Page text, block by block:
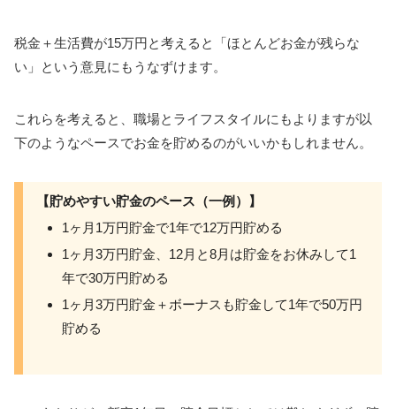
税金＋生活費が15万円と考えると「ほとんどお金が残らな
い」という意見にもうなずけます。
これらを考えると、職場とライフスタイルにもよりますが以
下のようなペースでお金を貯めるのがいいかもしれません。
【貯めやすい貯金のペース（一例）】
1ヶ月1万円貯金で1年で12万円貯める
1ヶ月3万円貯金、12月と8月は貯金をお休みして1
年で30万円貯める
1ヶ月3万円貯金＋ボーナスも貯金して1年で50万円
貯める